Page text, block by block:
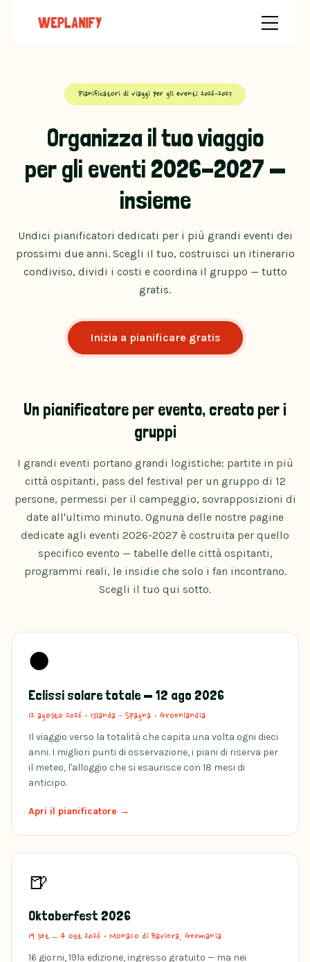
Pianificatori di viaggi per gli eventi 2026-2027
Organizza il tuo viaggio
per gli eventi 2026-2027 —
insieme
Undici pianificatori dedicati per i più grandi eventi dei
prossimi due anni. Scegli il tuo, costruisci un itinerario
condiviso, dividi i costi e coordina il gruppo — tutto
gratis.
Inizia a pianificare gratis
Un pianificatore per evento, creato per i
gruppi
I grandi eventi portano grandi logistiche: partite in più
città ospitanti, pass del festival per un gruppo di 12
persone, permessi per il campeggio, sovrapposizioni di
date all'ultimo minuto. Ognuna delle nostre pagine
dedicate agli eventi 2026-2027 è costruita per quello
specifico evento — tabelle delle città ospitanti,
programmi reali, le insidie che solo i fan incontrano.
Scegli il tuo qui sotto.
🌑
Eclissi solare totale — 12 ago 2026
12 agosto 2026 · Islanda · Spagna · Groenlandia
Il viaggio verso la totalità che capita una volta ogni dieci
anni. I migliori punti di osservazione, i piani di riserva per
il meteo, l'alloggio che si esaurisce con 18 mesi di
anticipo.
Apri il pianificatore →
🍺
Oktoberfest 2026
19 set – 4 ott 2026 · Monaco di Baviera, Germania
16 giorni, 191ª edizione, ingresso gratuito — ma nei